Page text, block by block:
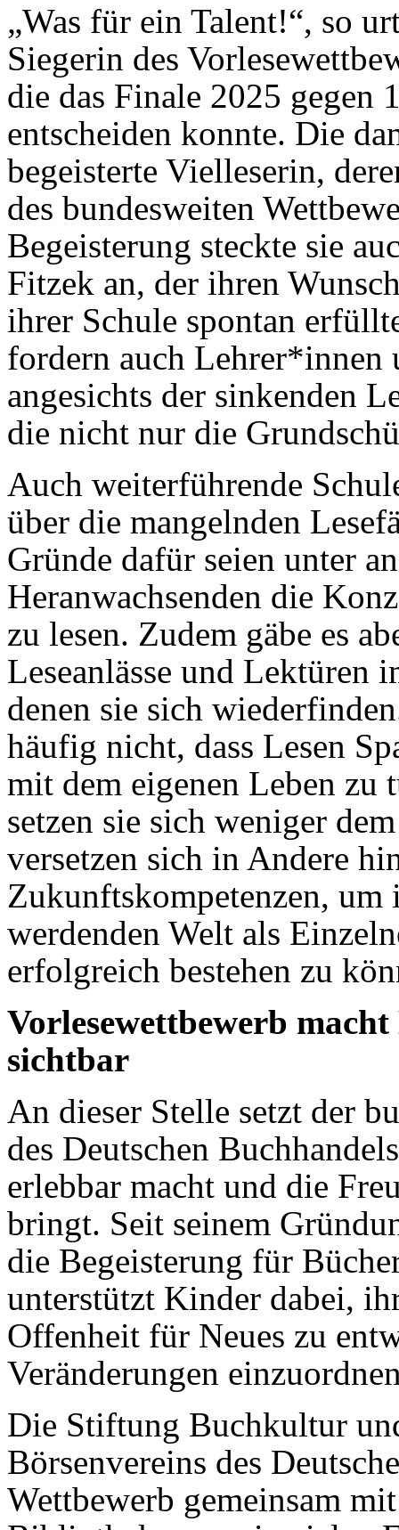
„Was für ein Talent!“, so
Siegerin des
die das Finale 2025
entscheiden konnte. Die
begeisterte Vielleserin,
des bundesweiten
Begeisterung steckte sie
Fitzek an, der ihren
ihrer Schule spontan
fordern auch
angesichts der sinkenden
die nicht nur die
Auch weiterführende
über die mangelnden
Gründe dafür seien unter
Heranwachsenden die
zu lesen. Zudem gäbe es
Leseanlässe und Lektüren
denen sie sich
häufig nicht, dass Lesen
mit dem eigenen Leben zu
setzen sie sich weniger
versetzen sich in Andere
Zukunftskompetenzen,
werdenden Welt als
erfolgreich bestehen zu
Vorlesewettbewerb
sichtbar
An dieser Stelle setzt der
des Deutschen
erlebbar macht und die
bringt. Seit seinem
die Begeisterung für
unterstützt Kinder dabei,
Offenheit für Neues zu
Veränderungen
Die Stiftung Buchkultur
Börsenvereins des
Wettbewerb gemeinsam